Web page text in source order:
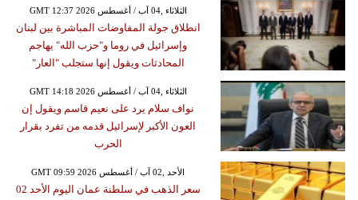
GMT 12:37 2026 الثلاثاء ,04 آب / أغسطس
انطلاق جولة المفاوضات المباشرة بين لبنان
وإسرائيل في روما و"حزب الله" يهاجم
المحادثات ويقول إنها ستجلب "العار"
GMT 14:18 2026 الثلاثاء ,04 آب / أغسطس
نواف سلام يرد على نعيم قاسم ويقول إن
العون الأكبر لإسرائيل قدمه من تفرد بقرار
الحرب
GMT 09:59 2026 الأحد ,02 آب / أغسطس
سعر الذهب في سلطنة عمان اليوم الأحد 02